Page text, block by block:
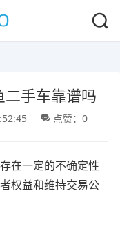
手车靠谱吗
点赞：0
在一定的不确定性
权益和维持交易公